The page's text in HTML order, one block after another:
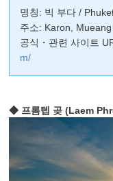
명칭: 빅 부다 /
주소: Karon,
공식・관련 사이트
m/
◆ 프롬텝 곶 (Laem